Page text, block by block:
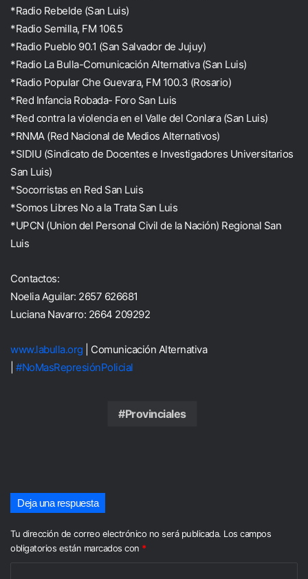
*Radio Rebelde (San Luis)
*Radio Semilla, FM 106.5
*Radio Pueblo 90.1 (San Salvador de Jujuy)
*Radio La Bulla-Comunicación Alternativa (San Luis)
*Radio Popular Che Guevara, FM 100.3 (Rosario)
*Red Infancia Robada- Foro San Luis
*Red contra la violencia en el Valle del Conlara (San Luis)
*RNMA (Red Nacional de Medios Alternativos)
*SIDIU (Sindicato de Docentes e Investigadores Universitarios
San Luis)
*Socorristas en Red San Luis
*Somos Libres No a la Trata San Luis
*UPCN (Union del Personal Civil de la Nación) Regional San
Luis
Contactos:
Noelia Aguilar: 2657 626681
Luciana Navarro: 2664 209292
www.labulla.org | Comunicación Alternativa
#NoMasRepresiónPolicial
Provinciales
Deja una respuesta
Tu dirección de correo electrónico no será publicada. Los campos
obligatorios están marcados con *